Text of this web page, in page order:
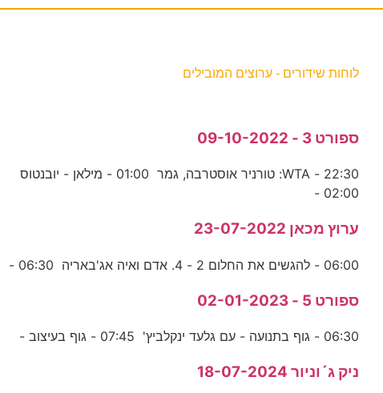
לוחות שידורים - ערוצים המובילים
ספורט 3 - 09-10-2022
22:30 - WTA: טורניר אוסטרבה, גמר 01:00 - מילאן - יובנטוס
02:00 -
ערוץ מכאן 23-07-2022
06:00 - להגשים את החלום 2 - 4. אדם ואיה אג'באריה 06:30 -
ספורט 5 - 02-01-2023
06:30 - גוף בתנועה - עם גלעד ינקלביץ' 07:45 - גוף בעיצוב -
ניק ג´וניור 18-07-2024